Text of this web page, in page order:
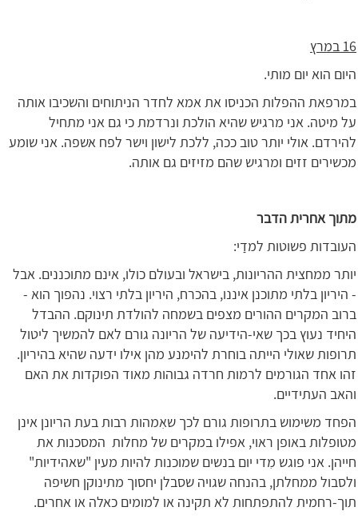
16 במרץ
היום הוא יום מותי.
במרפאת ההפלות הכניסו את אמא לחדר הניתוחים והשכיבו אותה
על מיטה. אני מרגיש שהיא הולכת ונרדמת כי גם אני מתחיל
להירדם. אולי יותר טוב ככה, ללכת לישון וישר לפח אשפה. אני שומע
מכשירים זזים ומרגיש שהם מזיזים גם אותה.
מתוך אחרית הדבר
העובדות פשוטות למדַי:
יותר ממחצית ההריונות, בישראל ובעולם כולו, אינם מתוכננים. אבל
- היריון בלתי מתוכנן איננו, בהכרח, היריון בלתי רצוי. נהפוך הוא -
ברוב המקרים ההורים מצפים בשמחה להולדת תינוקם. ההבדל
היחיד נעוץ בכך שאי-הידיעה של הריונה גורם לאם להמשיך ליטול
תרופות שאולי הייתה בוחרת להימנע מהן אילו ידעה שהיא בהיריון.
זהו אחד הגורמים לרמות חרדה גבוהות מאוד הפוקדות את האם
והאב העתידיים.
הפחד משימוש בתרופות גורם לכך שאִמהות רבות בעת הריונן אינן
מטופלות באופן ראוי, אפילו במקרים של מחלות המסכנות את
חייהן. אני פוגש מִדי יום בנשים שמוכנות להיות מעין "שאהידיות"
ולסבול ממחלתן, בהנחה שגויה שסבלן יחסוך מתינוקן חשיפה
תוך-רחמית להתפתחות לא תקינה או למומים כאלה או אחרים.